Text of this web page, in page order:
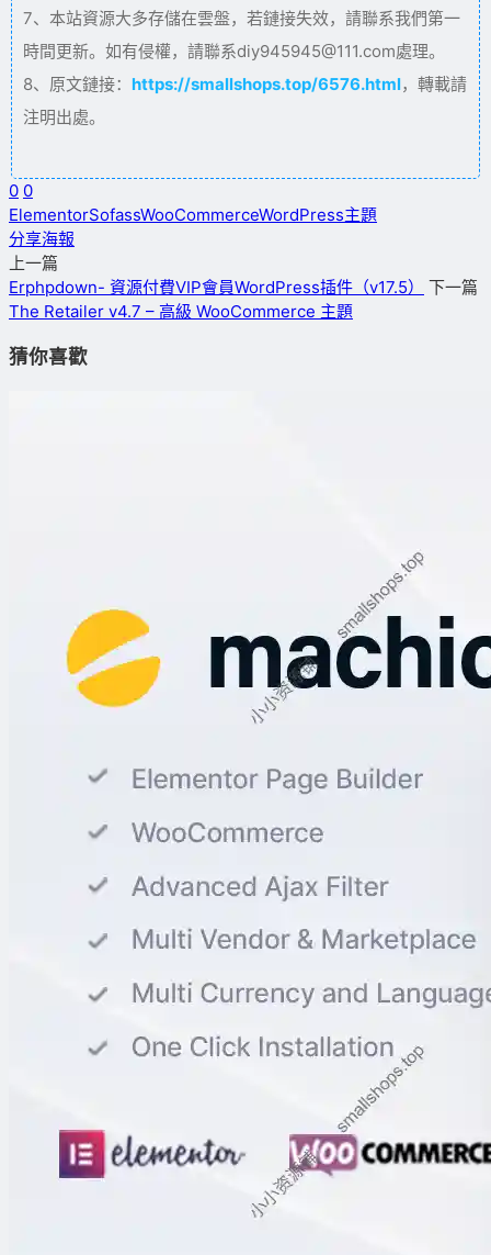
7、本站資源大多存儲在雲盤，若鏈接失效，請聯系我們第一
時間更新。如有侵權，請聯系diy945945@111.com處理。
8、原文鏈接： https://smallshops.top/6576.html，轉載請
注明出處。
0 0
ElementorSofassWooCommerceWordPress主題
分享海報
上一篇
Erphpdown- 資源付費VIP會員WordPress插件（v17.5）
下一篇
The Retailer v4.7 – 高級 WooCommerce 主題
猜你喜歡